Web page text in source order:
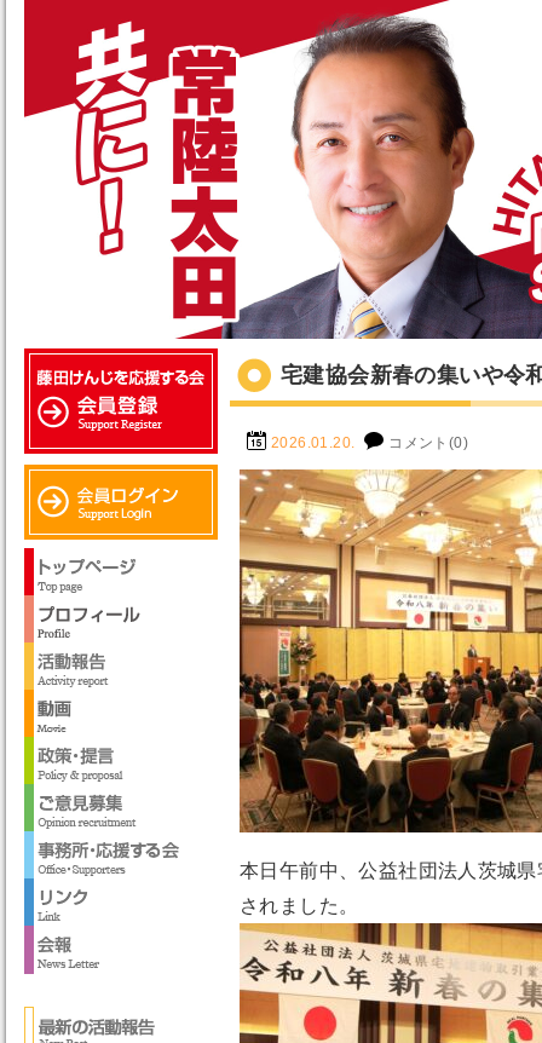
宅建協会新春の集いや令
2026.01.20. コメント(0)
本日午前中、公益社団法人茨城
されました。